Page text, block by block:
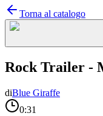
Torna al catalogo
Rock Trailer -
diBlue Giraffe
0:31